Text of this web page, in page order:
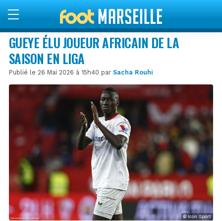
GUEYE ÉLU JOUEUR AFRICAIN DE LA
SAISON EN LIGA
Publié le 26 Mai 2026 à 15h40 par Sacha Rouhi
© Icon Sport